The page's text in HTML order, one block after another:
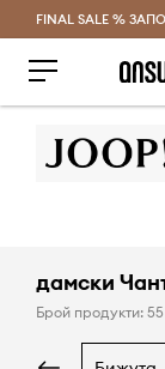
FINAL SALE %
дамски
Брой продукти: 55